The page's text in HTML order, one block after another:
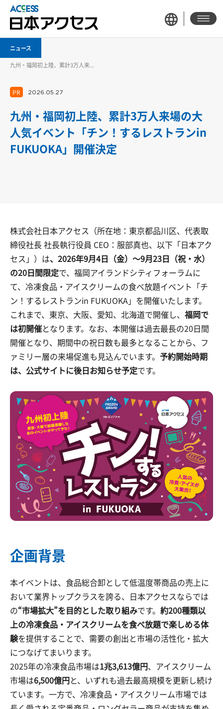
ニュース
九州・福岡初上陸、累計3万人来...
PR 2026.05.27
九州・福岡初上陸、累計3万人来場の大
人気イベント「チン！するレストランin
FUKUOKA」開催決定
株式会社日本アクセス（所在地：東京都品川区、代表取
締役社長 社長執行役員 CEO：服部真也、以下「日本アク
セス」）は、2026年9月4日（金）～9月23日（祝・水）
の20日間限定で、福岡アイランドシティフォーラムに
て、冷凍食品・アイスクリームの食べ放題イベント「チ
ン！するレストランin FUKUOKA」を開催いたします。
これまで、東京、大阪、愛知、北海道で開催し、 福岡で
は初開催となります。なお、本開催は過去最長の20日間
開催となり、期間中の祝日数も最多となることから、フ
ァミリー層の来場促進も見込んでいます。 予約開始時期
は、公式サイトに後日お知らせ予定です。
企画背景
本イベントは、食品総合卸として低温度帯商品の売上に
おいて業界トップクラスを誇る、日本アクセスならでは
の“市場拡大”を目的とした取り組みです。 約200種類以
上の冷凍食品・アイスクリームを食べ放題で楽しめる体
験を提供することで、需要の創出と市場の活性化・拡大
につなげてまいります。
2025年の冷凍食品市場は1兆3,613億円、アイスクリーム
市場は6,500億円と、いずれも過去最高規模を更新し続け
ています。一方で、冷凍食品・アイスクリーム市場では